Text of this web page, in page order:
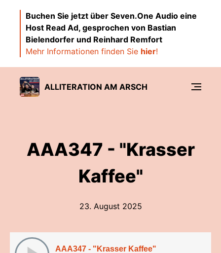
Buchen Sie jetzt über Seven.One Audio eine
Host Read Ad, gesprochen von Bastian
Bielendorfer und Reinhard Remfort
Mehr Informationen finden Sie hier!
ALLITERATION AM ARSCH
AAA347 - "Krasser
Kaffee"
23. August 2025
AAA347 - "Krasser Kaffee"